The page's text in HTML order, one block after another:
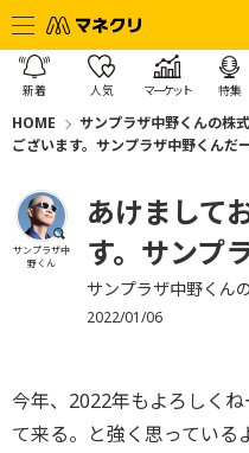
新着 人気 マーケット 特集
HOME サンプラザ中野くんの株
ございます。サンプラザ中野くんだ
サンプラザ中
野くん
あけまして
す。サンプ
サンプラザ中野くん
2022/01/06
今年、2022年もよろしく
て来る。と強く思ってい